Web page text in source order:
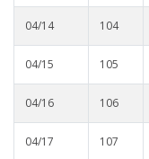
04/14 104
04/15 105
04/16 106
04/17 107